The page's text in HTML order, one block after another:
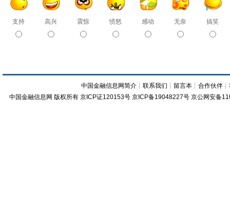
支持 高兴 震惊 愤怒 感动 无奈 搞笑
中国金融信息网简介 ┊联系我们 ┊ 留言本 ┊合作伙伴 ┊
中国金融信息网 版权所有 京ICP证120153号 京ICP备19048227号 京公网安备